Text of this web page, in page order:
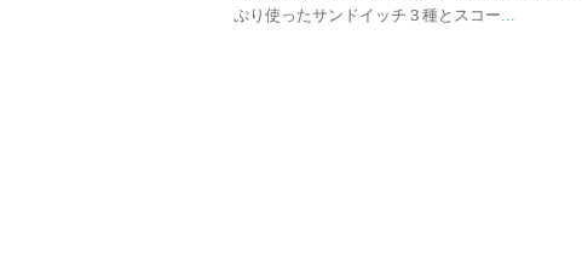
ぷり使ったサンドイッチ３種とスコー...